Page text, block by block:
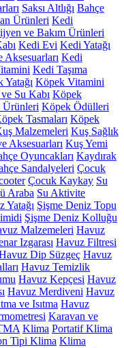
Saksı Altlığı Bahçe
Ürünleri Kedi
ve Bakım Ürünleri
Kedi Evi Kedi Yatağı
Kedi
Kedi Taşıma
Yatağı Köpek Vitamini
Su Kabı Köpek
Ürünleri Köpek Ödülleri
Tasmaları Köpek
Malzemeleri Kuş Sağlık
Aksesuarları Kuş Yemi
Oyuncakları Kaydırak
Sandalyeleri Çocuk
Çocuk Kaykay Su
Araba Su Aktivite
Yatağı Şişme Deniz Topu
Şişme Deniz Kolluğu
Malzemeleri Havuz
Izgarası Havuz Filtresi
Dip Süzgeç Havuz
Havuz Temizlik
Havuz Kepçesi Havuz
Havuz Merdiveni Havuz
ve Isıtma Havuz
Karavan ve
Klima Portatif Klima
Tipi Klima Klima